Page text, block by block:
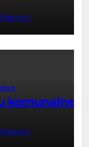
VESTI
komunalne